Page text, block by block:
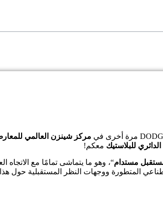
مركز شينزن العالمي
الدائري للبلاستيك معكم!
مستدام“، وهو ما يتماشى تمامًا مع الاتجاه
المتطورة ووجهات النظر المستقبلية حول هذا